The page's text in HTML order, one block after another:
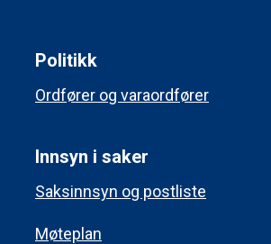
Politikk
Ordfører og varaordfører
Innsyn i saker
Saksinnsyn og postliste
Møteplan